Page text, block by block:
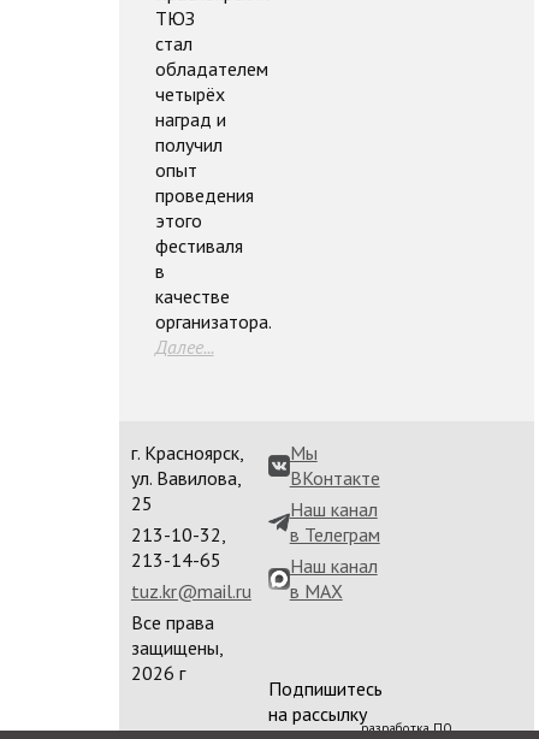
ТЮЗ
стал
обладателем
четырёх
наград и
получил
опыт
проведения
этого
фестиваля
в
качестве
организатора.
Далее...
г. Красноярск,
ул. Вавилова,
25
213-10-32,
213-14-65
tuz.kr@mail.ru
Все права
защищены,
2026 г
Мы
ВКонтакте
Наш канал
в Телеграм
Наш канал
в MAX
Подпишитесь
на рассылку
разработка ПО